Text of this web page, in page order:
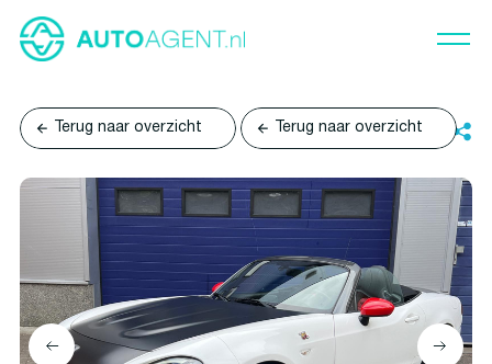
Terug naar overzicht Terug naar overzicht